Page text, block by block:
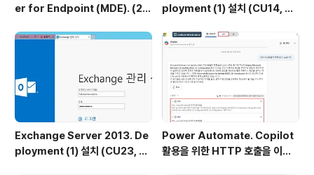
er for Endpoint (MDE). (2) I
ws Client OS)
ployment (1) 설치 (CU14, No
r 2022 기준)
Exchange Server 2013. De
ployment (1) 설치 (CU23, N
Power Automate. Copilot
활용을 위한 HTTP 호출을 이용